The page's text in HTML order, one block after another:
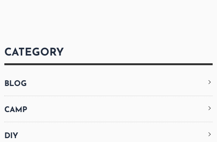
CATEGORY
BLOG
CAMP
DIY